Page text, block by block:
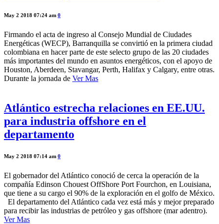
May 2 2018 07:24 am 0
Firmando el acta de ingreso al Consejo Mundial de Ciudades
Energéticas (WECP), Barranquilla se convirtió en la primera ciudad
colombiana en hacer parte de este selecto grupo de las 20 ciudades
más importantes del mundo en asuntos energéticos, con el apoyo de
Houston, Aberdeen, Stavangar, Perth, Halifax y Calgary, entre otras.
Durante la jornada de Ver Mas
Atlántico estrecha relaciones en EE.UU.
para industria offshore en el
departamento
May 2 2018 07:14 am 0
El gobernador del Atlántico conoció de cerca la operación de la
compañía Edinson Chouest OffShore Port Fourchon, en Louisiana,
que tiene a su cargo el 90% de la exploración en el golfo de México.
El departamento del Atlántico cada vez está más y mejor preparado
para recibir las industrias de petróleo y gas offshore (mar adentro).
Ver Mas